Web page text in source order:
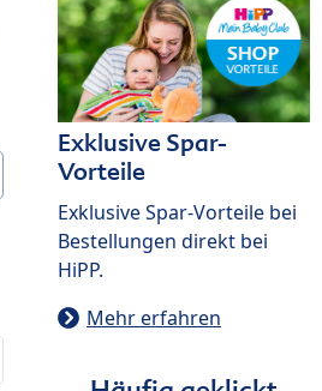
Exklusive Spar-
Vorteile
Exklusive Spar-Vorteile bei
Bestellungen direkt bei
HiPP.
Mehr erfahren